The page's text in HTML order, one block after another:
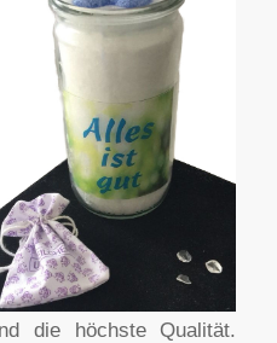
die höchste Qualität.